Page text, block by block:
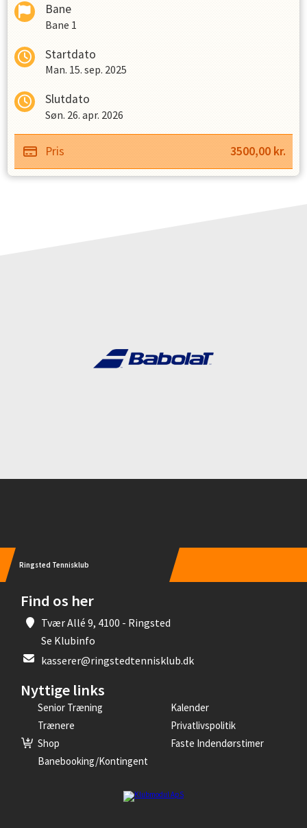
Bane
Bane 1
Startdato
Man. 15. sep. 2025
Slutdato
Søn. 26. apr. 2026
Pris 3500,00 kr.
Ringsted Tennisklub
Find os her
Tvær Allé 9, 4100 - Ringsted
Se Klubinfo
kasserer@ringstedtennisklub.dk
Nyttige links
Senior Træning
Kalender
Trænere
Privatlivspolitik
Shop
Faste Indendørstimer
Banebooking/kontingent